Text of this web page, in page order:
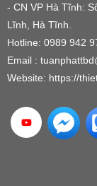
- CN VP Hà Tĩnh:
Lĩnh, Hà Tĩnh.
Hotline: 0989 942
Email : tuanphattbd
Website: https://